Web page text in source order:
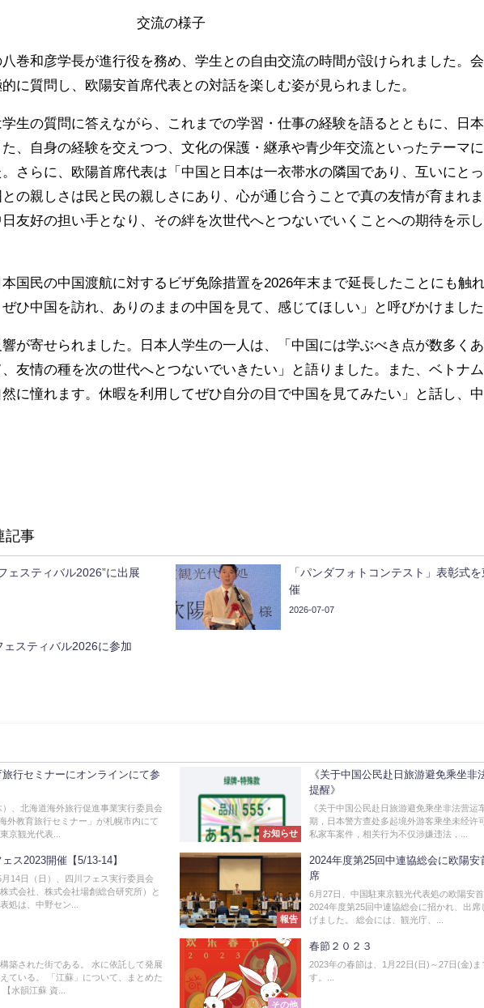
交流の様子
巻和彦学長が進行役を務め、学生との自由交流の時間が設けられました。
に質問し、欧陽安首席代表との対話を楽しむ姿が見られました。
生の質問に答えながら、これまでの学習・仕事の経験を語るとともに、日
、自身の経験を交えつつ、文化の保護・継承や青少年交流といったテーマ
さらに、欧陽首席代表は「中国と日本は一衣帯水の隣国であり、互いにと
の親しさは民と民の親しさにあり、心が通じ合うことで真の友情が育まれま
友好の担い手となり、その絆を次世代へとつないでいくことへの期待を示
国民の中国渡航に対するビザ免除措置を2026年末まで延長したことにも触れ
ひ中国を訪れ、ありのままの中国を見て、感じてほしい」と呼びかけました
が寄せられました。日本人学生の一人は、「中国には学ぶべき点が数多くあ
友情の種を次の世代へとつないでいきたい」と語りました。また、ベトナ
に憧れます。休暇を利用してぜひ自分の目で中国を見てみたい」と話し、
記事
ェスティバル2026”に出展
「パンダフォトコンテスト」表彰式を
催
2026-07-07
ェスティバル2026に参加
行セミナーにオンラインにて参
、北海道海外旅行促進事業実行委員会
外教育旅行セミナー」が札幌市内にて
京観光代表...
お知らせ
《关于中国公民赴日旅游避免乘坐非
提醒》
《关于中国公民赴日旅游避免乘坐非法营运
期，日本警方查处多起境外游客乘坐未经许
私家车案件，相关行为不仅涉嫌违法，...
ス2023開催【5/13-14】
14日（日）、四川フェス実行委員会
式会社、株式会社場創総合研究所）と
処は、中野セン...
報告
2024年度第25回中連協総会に欧陽安
席
6月27日、中国駐東京観光代表処の欧陽安首
2024年度第25回中連協総会に招かれ、出席
げました。 総会には、観光庁、...
築された街である。 水に依託して発展
ている。 「江蘇」について、まとめた
水韻江蘇 資...
その他
春節２０２３
2023年の春節は、1月22日(日)～27日(金)ま
す。...